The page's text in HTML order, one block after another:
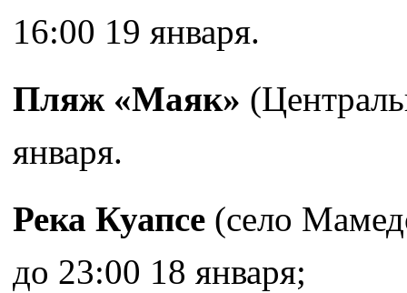
16:00 19 января.
Пляж «Маяк»
января.
Река Куапсе (село
до 23:00 18 января;